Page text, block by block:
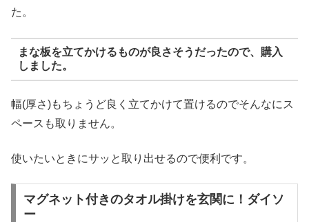
た。
まな板を立てかけるものが良さそうだったので、購入
しました。
幅(厚さ)もちょうど良く立てかけて置けるのでそんなにス
ペースも取りません。
使いたいときにサッと取り出せるので便利です。
マグネット付きのタオル掛けを玄関に！ダイソ
ー